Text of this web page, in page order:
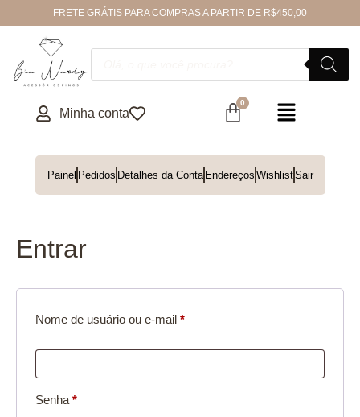
FRETE GRÁTIS PARA COMPRAS A PARTIR DE R$450,00
Minha conta
Painel Pedidos Detalhes da Conta Endereços WishlistSair
Entrar
Nome de usuário ou e-mail *
Senha *